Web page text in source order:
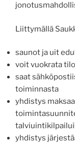
Liittymällä
saunot ja uit
voit vuokrata
saat
toiminnasta
yhdistys
yhdistys